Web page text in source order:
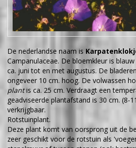
De nederlandse naam is
Campanulaceae. De bloemkleur is
ca. juni tot en met augustus. De
ongeveer 10 cm. hoog. De volwassen
plantis ca. 25 cm. Verdraagt een
geadviseerde plantafstand is 30 cm. (8-
verkrijgbaar.
Rotstuinplant.
Deze plant komt van oorsprong uit de
zeer geschikt voor de rotstuin als